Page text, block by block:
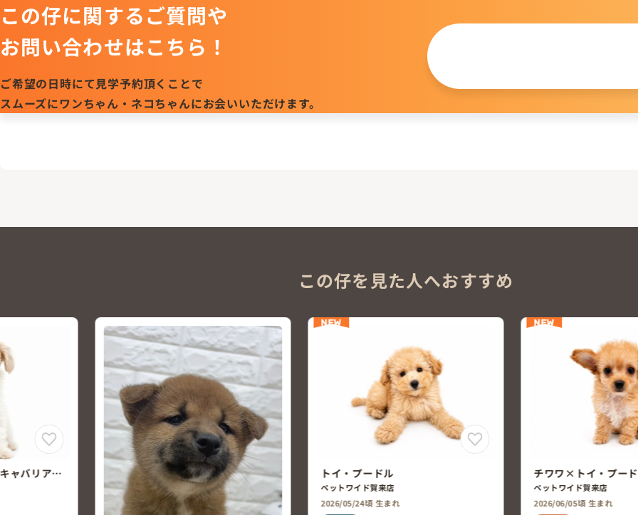
この仔に関するご質問や
お問い合わせはこちら！
ご希望の日時にて見学予約頂くことで
スムーズにワンちゃん・ネコちゃんにお会いいただけます。
この仔を見た人へおすすめ
トイ・プードル
ペットワイド賀来店
2026/05/24頃 生まれ
NEW
チワワ×トイ・プードル
ペットワイド賀来店
2026/06/05頃 生まれ
NEW
ポメラニアン×マル
ペッツランドヒロセ大在店
2026/06/06頃 生まれ